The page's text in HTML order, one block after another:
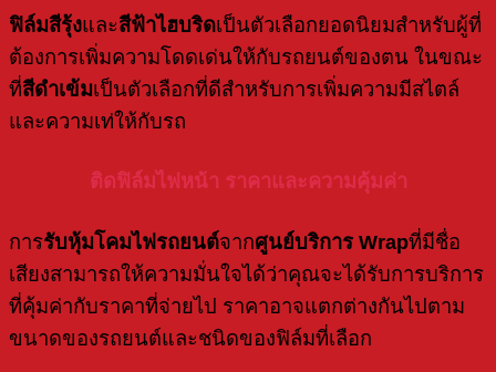
ฟิล์มสีรุ้งและสีฟ้าไฮบริดเป็นตัวเลือกยอดนิยมสำหรับผู้ที่
ต้องการเพิ่มความโดดเด่นให้กับรถยนต์ของตน ในขณะ
ที่สีดำเข้มเป็นตัวเลือกที่ดีสำหรับการเพิ่มความมีสไตล์
และความเท่ให้กับรถ
ติดฟิล์มไฟหน้า ราคาและความคุ้มค่า
การรับหุ้มโคมไฟรถยนต์จากศูนย์บริการ Wrapที่มีชื่อ
เสียงสามารถให้ความมั่นใจได้ว่าคุณจะได้รับการบริการ
ที่คุ้มค่ากับราคาที่จ่ายไป ราคาอาจแตกต่างกันไปตาม
ขนาดของรถยนต์และชนิดของฟิล์มที่เลือก